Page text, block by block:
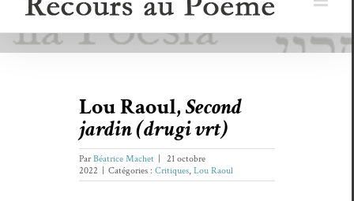
Lou Raoul,Second
jardin (drugi vrt)
ParBéatrice Machet
21 octobre
2022
Catégories : Critiques, Lou Raoul